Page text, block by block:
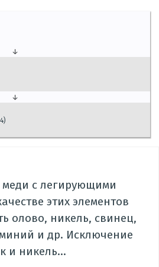
↓
↓
меди с легирующими
этих элементов
олово, никель, свинец,
и др. Исключение
и никель...